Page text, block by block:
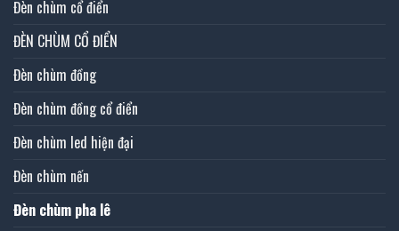
Đèn chùm cổ điển
ĐÈN CHÙM CỔ ĐIỂN
Đèn chùm đồng
Đèn chùm đồng cổ điển
Đèn chùm led hiện đại
Đèn chùm nến
Đèn chùm pha lê